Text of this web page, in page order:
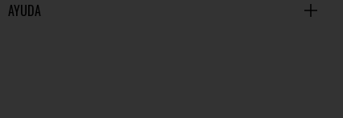
AYUDA